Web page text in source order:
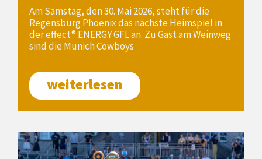
Am Samstag, den 30. Mai 2026, steht für die
Regensburg Phoenix das nächste Heimspiel in
der effect® ENERGY GFL an. Zu Gast am Weinweg
sind die Munich Cowboys
weiterlesen